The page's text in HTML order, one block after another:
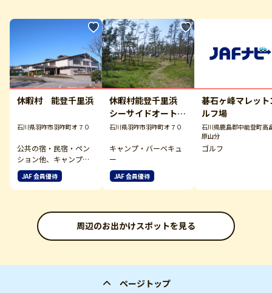
休暇村 能登千里浜
石川県羽咋市羽咋町オ７０
公共の宿・民宿・ペン
ション他、キャンプ・
バーベキュー
JAF 会員優待
休暇村能登千里浜
シーサイドオートキ
ャンプ場
石川県羽咋市羽咋町オ７０
キャンプ・バーベキュ
ー
JAF 会員優待
碁石ヶ峰マレット
ルフ場
石川県鹿島郡中能登町高
原山分
ゴルフ
周辺のお出かけスポットを見る
ページトップ